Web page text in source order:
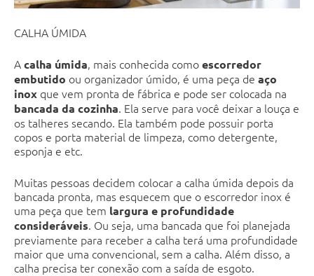
CALHA ÚMIDA
Acalha úmida, mais conhecida comoescorredor
embutido ou organizador úmido, é uma peça de aço
inox que vem pronta de fábrica e pode ser colocada na
bancada da cozinha. Ela serve para você deixar a louça e
os talheres secando. Ela também pode possuir porta
copos e porta material de limpeza, como detergente,
esponja e etc.
Muitas pessoas decidem colocar a calha úmida depois da
bancada pronta, mas esquecem que o escorredor inox é
uma peça que tem largura e profundidade
consideráveis. Ou seja, uma bancada que foi planejada
previamente para receber a calha terá uma profundidade
maior que uma convencional, sem a calha. Além disso, a
calha precisa ter conexão com a saída de esgoto.